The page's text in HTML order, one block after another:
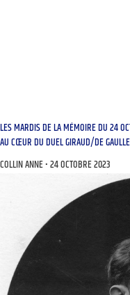
LES MARDIS DE LA MÉMOIRE DU 24
AU CŒUR DU DUEL GIRAUD/DE
COLLIN ANNE 24 OCTOBRE 2023